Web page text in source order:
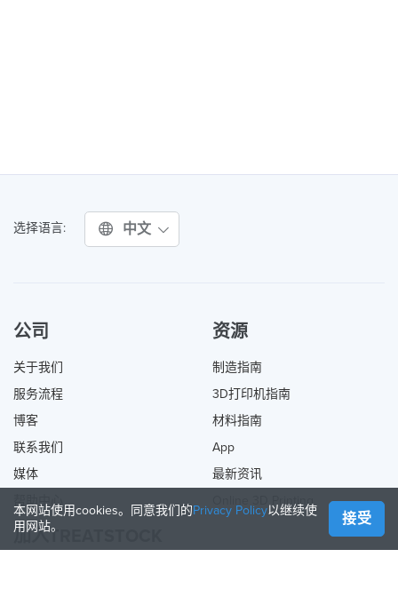
选择语言: 中文
公司
关于我们
服务流程
博客
联系我们
媒体
帮助中心
资源
制造指南
3D打印机指南
材料指南
App
最新资讯
Online 3D Printing
加入TREATSTOCK
本网站使用cookies。同意我们的Privacy Policy以继续使
用网站。
接受